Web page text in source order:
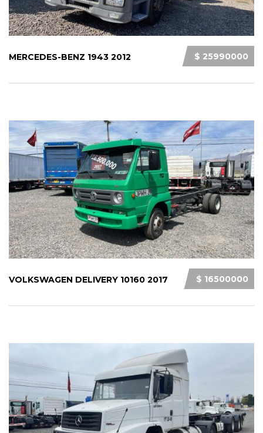
$ 25990000
MERCEDES-BENZ 1943 2012
$ 16500000
VOLKSWAGEN DELIVERY 10160 2017